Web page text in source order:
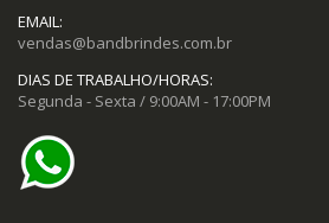
EMAIL:
vendas@bandbrindes.com.br
DIAS DE TRABALHO/HORAS:
Segunda - Sexta / 9:00AM - 17:00PM